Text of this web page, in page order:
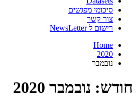
סיכומי מפגשים
צור קשר
רישום ל NewsLetter
Home
2020
נובמבר
חודש: נובמבר 2020